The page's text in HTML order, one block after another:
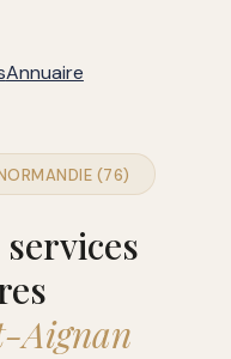
Annuaire
(76)
Aignan